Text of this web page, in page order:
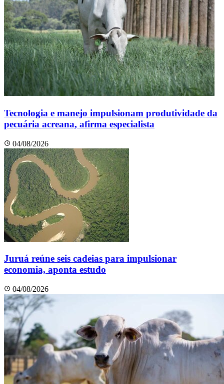
Tecnologia e manejo impulsionam produtividade da
pecuária acreana, afirma especialista
04/08/2026
Juruá reúne seis cadeias para impulsionar
economia, aponta estudo
04/08/2026